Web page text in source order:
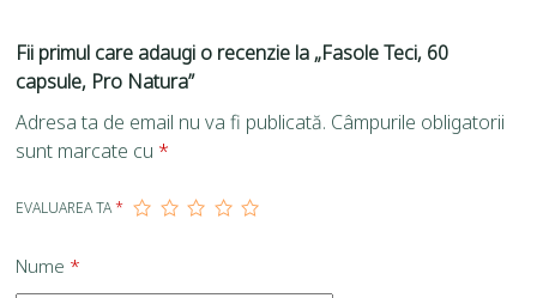
Fii primul care adaugi o recenzie la „Fasole Teci, 60
capsule, Pro Natura”
Adresa ta de email nu va fi publicată. Câmpurile obligatorii
sunt marcate cu *
EVALUAREA TA*
Nume *